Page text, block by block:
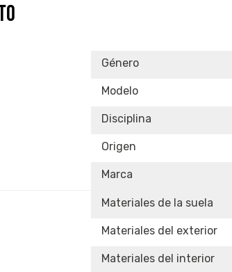
Género
Modelo
Disciplina
Origen
Marca
Materiales de la suela
Materiales del exterior
Materiales del interior